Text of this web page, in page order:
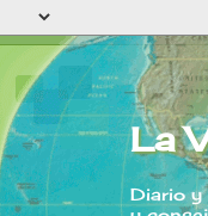
La
Diario y